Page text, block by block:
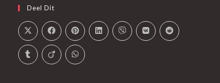
selecteren
Deel Dit